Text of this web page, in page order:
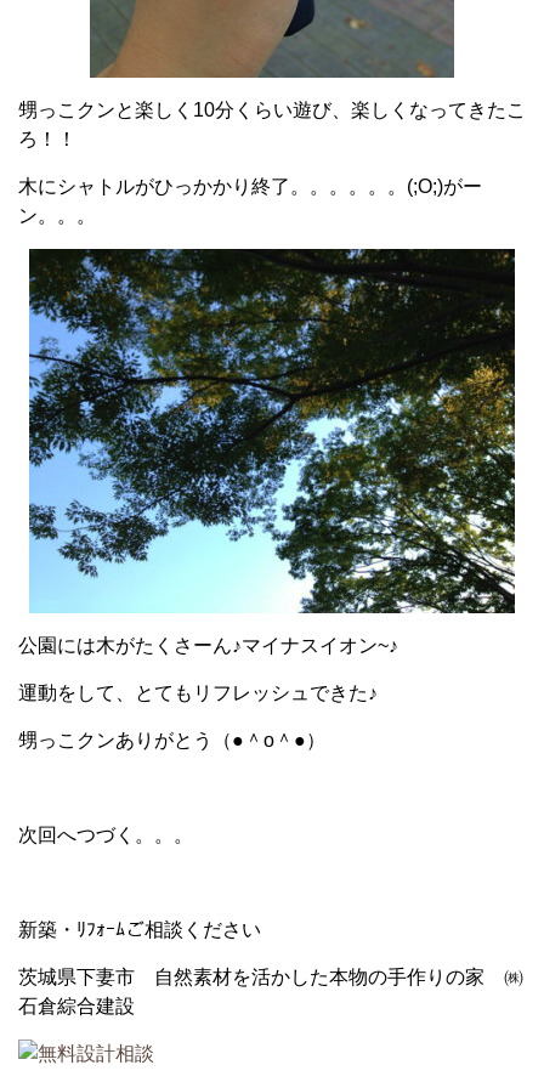
甥っこクンと楽しく10分くらい遊び、楽しくなってきたこ
ろ！！
木にシャトルがひっかかり終了。。。。。。(;O;)がー
ン。。。
公園には木がたくさーん♪マイナスイオン~♪
運動をして、とてもリフレッシュできた♪
甥っこクンありがとう（●＾o＾●）
次回へつづく。。。
新築・ﾘﾌｫｰﾑご相談ください
茨城県下妻市 自然素材を活かした本物の手作りの家 ㈱
石倉綜合建設